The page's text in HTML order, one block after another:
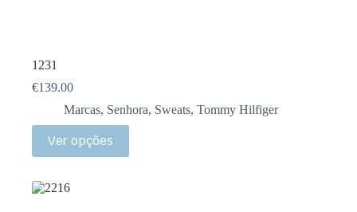
1231
€139.00
Marcas, Senhora, Sweats, Tommy Hilfiger
Ver opções